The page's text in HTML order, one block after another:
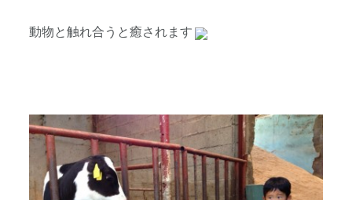
動物と触れ合うと癒されます